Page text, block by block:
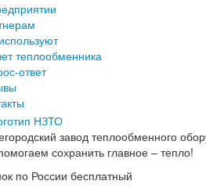
теплообменника
ответ
завод теплообменного
сохранить главное – тепло!
по России бесплатный